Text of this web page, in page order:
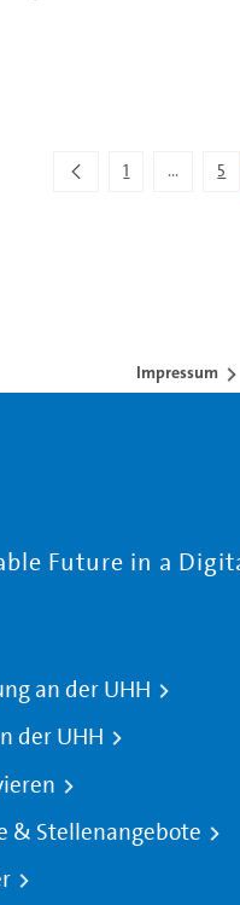
1 ... 5
Impressum
Future in a
an der UHH
der UHH
& Stellenangebote